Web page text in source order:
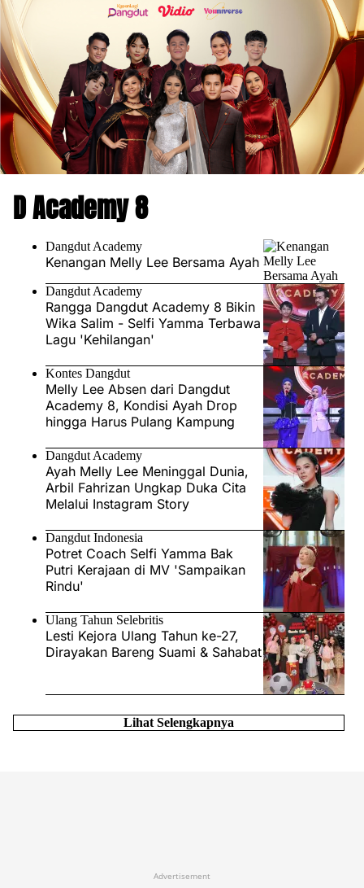
D Academy 8
Dangdut Academy
Kenangan Melly Lee Bersama Ayah
Dangdut Academy
Rangga Dangdut Academy 8 Bikin
Wika Salim - Selfi Yamma Terbawa
Lagu 'Kehilangan'
Kontes Dangdut
Melly Lee Absen dari Dangdut
Academy 8, Kondisi Ayah Drop
hingga Harus Pulang Kampung
Dangdut Academy
Ayah Melly Lee Meninggal Dunia,
Arbil Fahrizan Ungkap Duka Cita
Melalui Instagram Story
Dangdut Indonesia
Potret Coach Selfi Yamma Bak
Putri Kerajaan di MV 'Sampaikan
Rindu'
Ulang Tahun Selebritis
Lesti Kejora Ulang Tahun ke-27,
Dirayakan Bareng Suami & Sahabat
Lihat Selengkapnya
Advertisement